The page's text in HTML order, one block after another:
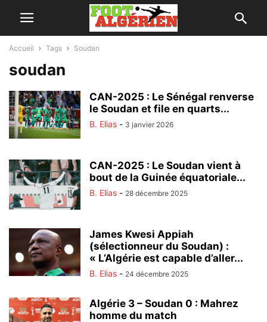
Accueil Tags Soudan
soudan
CAN-2025 : Le Sénégal renverse
le Soudan et file en quarts...
B. Elias - 3 janvier 2026
CAN-2025 : Le Soudan vient à
bout de la Guinée équatoriale...
B. Elias - 28 décembre 2025
James Kwesi Appiah
(sélectionneur du Soudan) :
« L’Algérie est capable d’aller...
B. Elias - 24 décembre 2025
Algérie 3 – Soudan 0 : Mahrez
homme du match